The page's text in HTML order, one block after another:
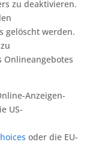
zu deaktivieren.
gelöscht werden.
Onlineangebotes
Anzeigen-
US-
oder die EU-